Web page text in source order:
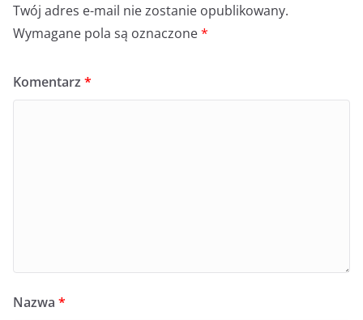
Twój adres e-mail nie zostanie opublikowany.
Wymagane pola są oznaczone*
Komentarz *
Nazwa *